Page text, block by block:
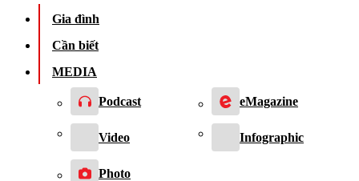
Gia đình
Cần biết
MEDIA
Podcast eMagazine
Video Infographic
Photo